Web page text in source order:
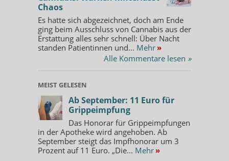
Chaos
Es hatte sich abgezeichnet, doch am Ende
ging beim Ausschluss von Cannabis aus der
Erstattung alles sehr schnell: Über Nacht
standen Patientinnen und... Mehr »
Alle Kommentare lesen »
MEIST GELESEN
Ab September: 11 Euro für
Grippeimpfung
Das Honorar für Grippeimpfungen
in der Apotheke wird angehoben. Ab
September steigt das Impfhonorar um 3
Prozent auf 11 Euro. „Die... Mehr »